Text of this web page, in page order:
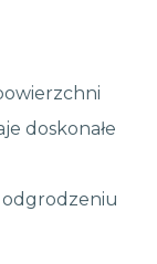
doskonałe